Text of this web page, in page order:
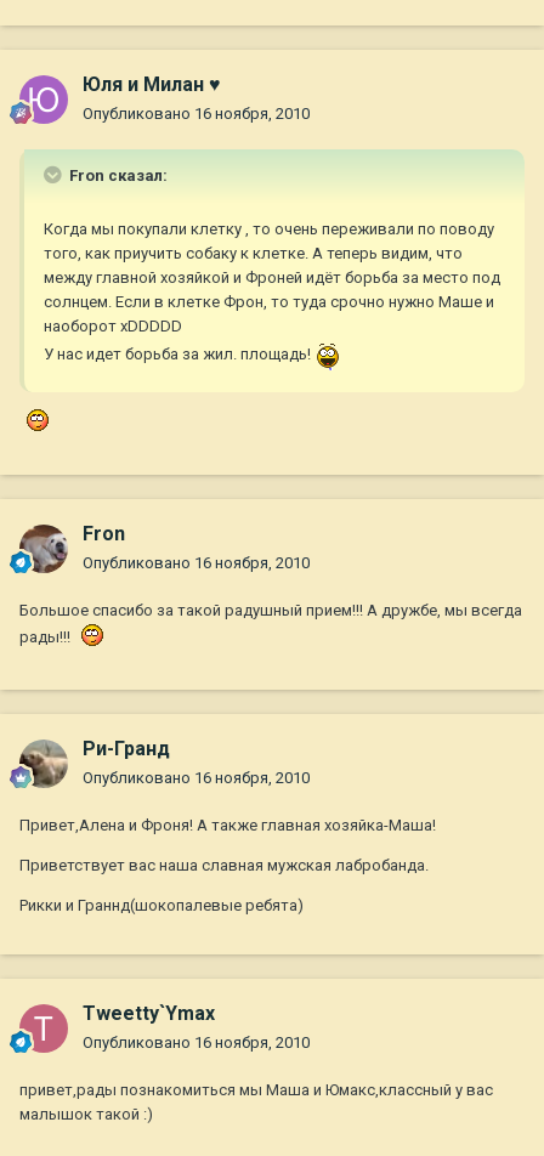
Юля и Милан ♥
Опубликовано 16 ноября, 2010
Fron сказал:
Когда мы покупали клетку , то очень переживали по поводу
того, как приучить собаку к клетке. А теперь видим, что
между главной хозяйкой и Фроней идёт борьба за место под
солнцем. Если в клетке Фрон, то туда срочно нужно Маше и
наоборот xDDDDD
У нас идет борьба за жил. площадь!
Fron
Опубликовано 16 ноября, 2010
Большое спасибо за такой радушный прием!!! А дружбе, мы всегда
рады!!!
Ри-Гранд
Опубликовано 16 ноября, 2010
Привет,Алена и Фроня! А также главная хозяйка-Маша!
Приветствует вас наша славная мужская лабробанда.
Рикки и Граннд(шокопалевые ребята)
Tweetty`Ymax
Опубликовано 16 ноября, 2010
привет,рады познакомиться мы Маша и Юмакс,классный у вас
малышок такой :)